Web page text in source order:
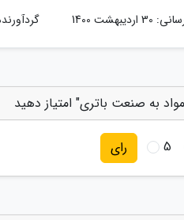
30 اردیبهشت 1400
به صنعت باتری" امتیاز دهید
5 رای